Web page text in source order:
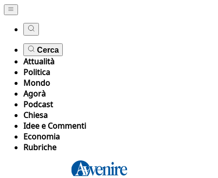
Cerca
Attualità
Politica
Mondo
Agorà
Podcast
Chiesa
Idee e Commenti
Economia
Rubriche